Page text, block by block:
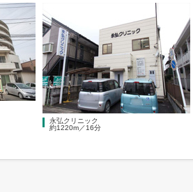
永弘クリニック
約1220m／16分